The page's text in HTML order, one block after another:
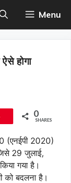
Menu
होगा
0
SHARES
(एनईपी 2020)
29 जुलाई,
गया है।
को बदलना है।